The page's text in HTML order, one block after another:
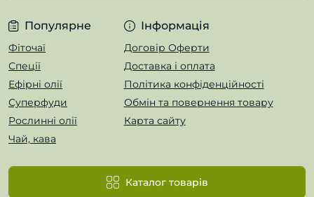
Популярне
Фіточаї
Спеції
Ефірні олії
Суперфуди
Рослинні олії
Чай, кава
Інформація
Договір Оферти
Доставка і оплата
Політика конфіденційності
Обмін та повернення товару
Карта сайту
Каталог товарів